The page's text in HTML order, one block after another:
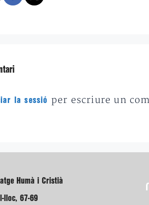
la sessió per escriure un
Humà i Cristià
lloc, 67-69